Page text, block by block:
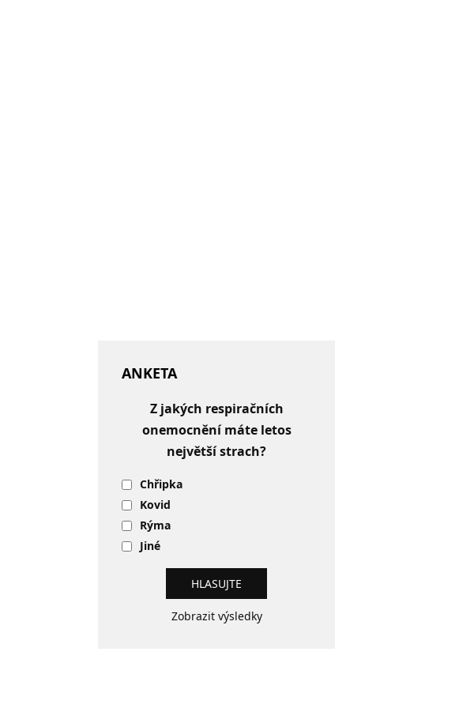
ANKETA
Z jakých respiračních
onemocnění máte letos
největší strach?
Chřipka
Kovid
Rýma
Jiné
Zobrazit výsledky